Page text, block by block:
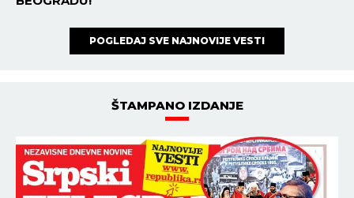
POGLEDAJ SVE NAJNOVIJE VESTI
ŠTAMPANO IZDANJE